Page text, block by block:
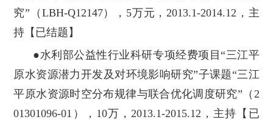
究”（LBH-Q12147），5万元，2013.1-2014.12，主
持【已结题】
●水利部公益性行业科研专项经费项目“三江平
原水资源潜力开发及对环境影响研究”子课题“三江
平原水资源时空分布规律与联合优化调度研究”（2
01301096-01），10万，2013.1-2015.12，主持【已